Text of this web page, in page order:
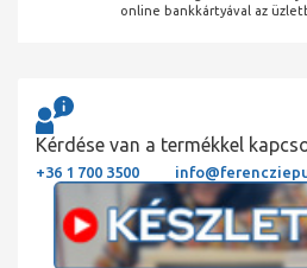
online bankkártyával az
Kérdése van a termékkel
+36 1 700 3500